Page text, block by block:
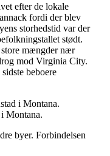
efter de lokale
fordi der blev
storhedstid var der
stødt.
mængder nær
mod Virginia City.
beboere
i Montana.
Montana.
byer. Forbindelsen